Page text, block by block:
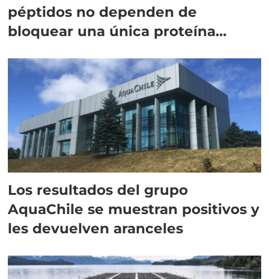
péptidos no dependen de
bloquear una única proteína
Los resultados del grupo
AquaChile se muestran positivos y
les devuelven aranceles